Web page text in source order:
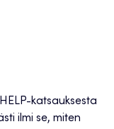
katsauksesta
ilmi se, miten